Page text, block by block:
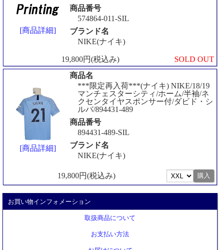
[商品詳細]
商品番号
574864-011-SIL
ブランド名
NIKE(ナイキ)
19,800円(税込み) SOLD OUT
[商品詳細]
商品名
***限定再入荷***(ナイキ) NIKE/18/19
マンチェスターシティ/ホーム/半袖/ネ
クセンタイヤスポンサー付/ダビド・シ
ルバ/894431-489
商品番号
894431-489-SIL
ブランド名
NIKE(ナイキ)
19,800円(税込み)
お買い物インフォメーション
取扱商品について
お支払い方法